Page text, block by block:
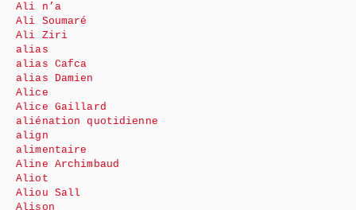
Ali n’a
Ali Soumaré
Ali Ziri
alias
alias Cafca
alias Damien
Alice
Alice Gaillard
aliénation quotidienne
align
alimentaire
Aline Archimbaud
Aliot
Aliou Sall
Alison